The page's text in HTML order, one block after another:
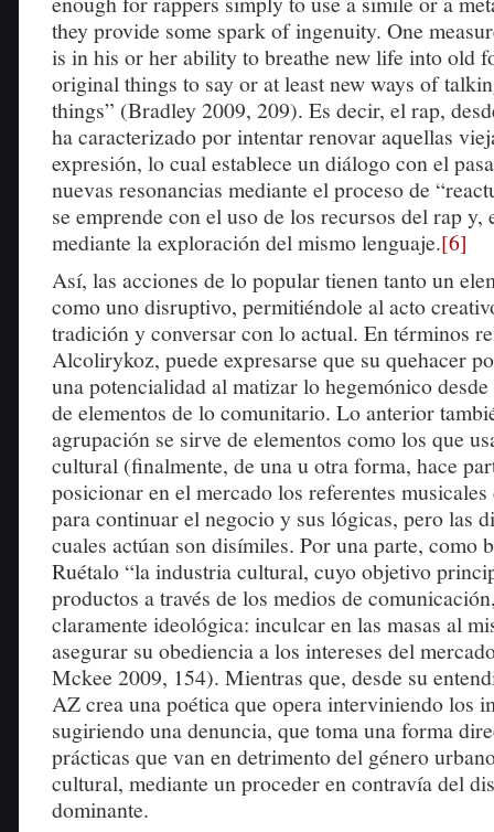
they provide some spark of ingenuity. One
is in his or her ability to breathe new life into old
original things to say or at least new ways of
things” (Bradley 2009, 209). Es decir, el rap,
ha caracterizado por intentar renovar aquellas
expresión, lo cual establece un diálogo con el
nuevas resonancias mediante el proceso de
se emprende con el uso de los recursos del rap y,
mediante la exploración del mismo lenguaje.[6]
Así, las acciones de lo popular tienen tanto un
como uno disruptivo, permitiéndole al acto
tradición y conversar con lo actual. En términos
Alcolirykoz, puede expresarse que su quehacer
una potencialidad al matizar lo hegemónico
de elementos de lo comunitario. Lo anterior
agrupación se sirve de elementos como los que
cultural (finalmente, de una u otra forma, hace
posicionar en el mercado los referentes
para continuar el negocio y sus lógicas, pero las
cuales actúan son disímiles. Por una parte, como
Ruétalo “la industria cultural, cuyo objetivo
productos a través de los medios de
claramente ideológica: inculcar en las masas al
asegurar su obediencia a los intereses del
Mckee 2009, 154). Mientras que, desde su
AZ crea una poética que opera interviniendo los
sugiriendo una denuncia, que toma una forma
prácticas que van en detrimento del género
cultural, mediante un proceder en contravía del
dominante.